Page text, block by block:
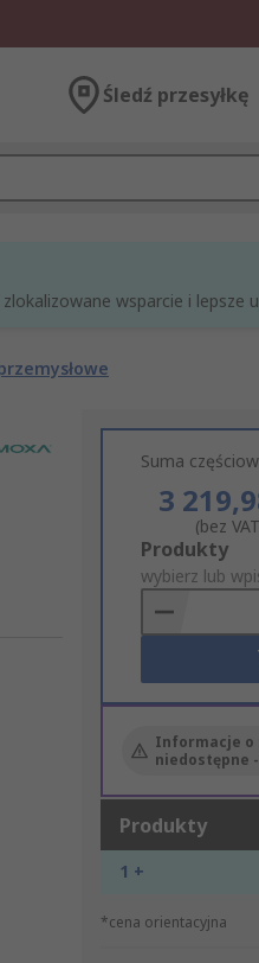
Śledź przesyłkę
wsparcie i lepsze
Suma
3
(bez
Add
to
Basket
Produkty
wybierz lub
Informacje o
niedostępne
Produkty
1 +
*cena orientacyjna